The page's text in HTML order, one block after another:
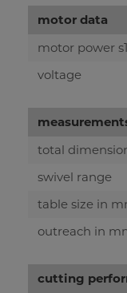
motor data
motor power
voltage
total
swivel range
table size in
outreach in
cutting